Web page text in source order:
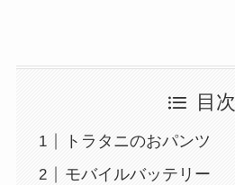
目次
トラタニのおパンツ
モバイルバッテリー